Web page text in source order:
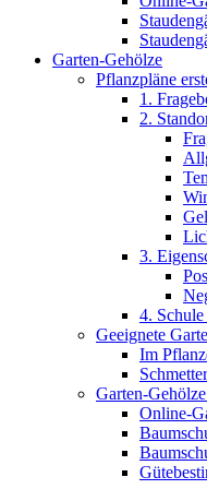
Garten-Gehölze
Pflanzpläne
1.
2.
3.
4.
Geeignete
Im
Garten-
Online-